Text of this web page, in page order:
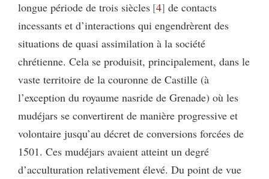
longue période de trois siècles 4 de contacts
incessants et d’interactions qui engendrèrent des
situations de quasi assimilation à la société
chrétienne. Cela se produisit, principalement, dans le
vaste territoire de la couronne de Castille (à
l’exception du royaume nasride de Grenade) où les
mudéjars se convertirent de manière progressive et
volontaire jusqu’au décret de conversions forcées de
1501. Ces mudéjars avaient atteint un degré
d’acculturation relativement élevé. Du point de vue